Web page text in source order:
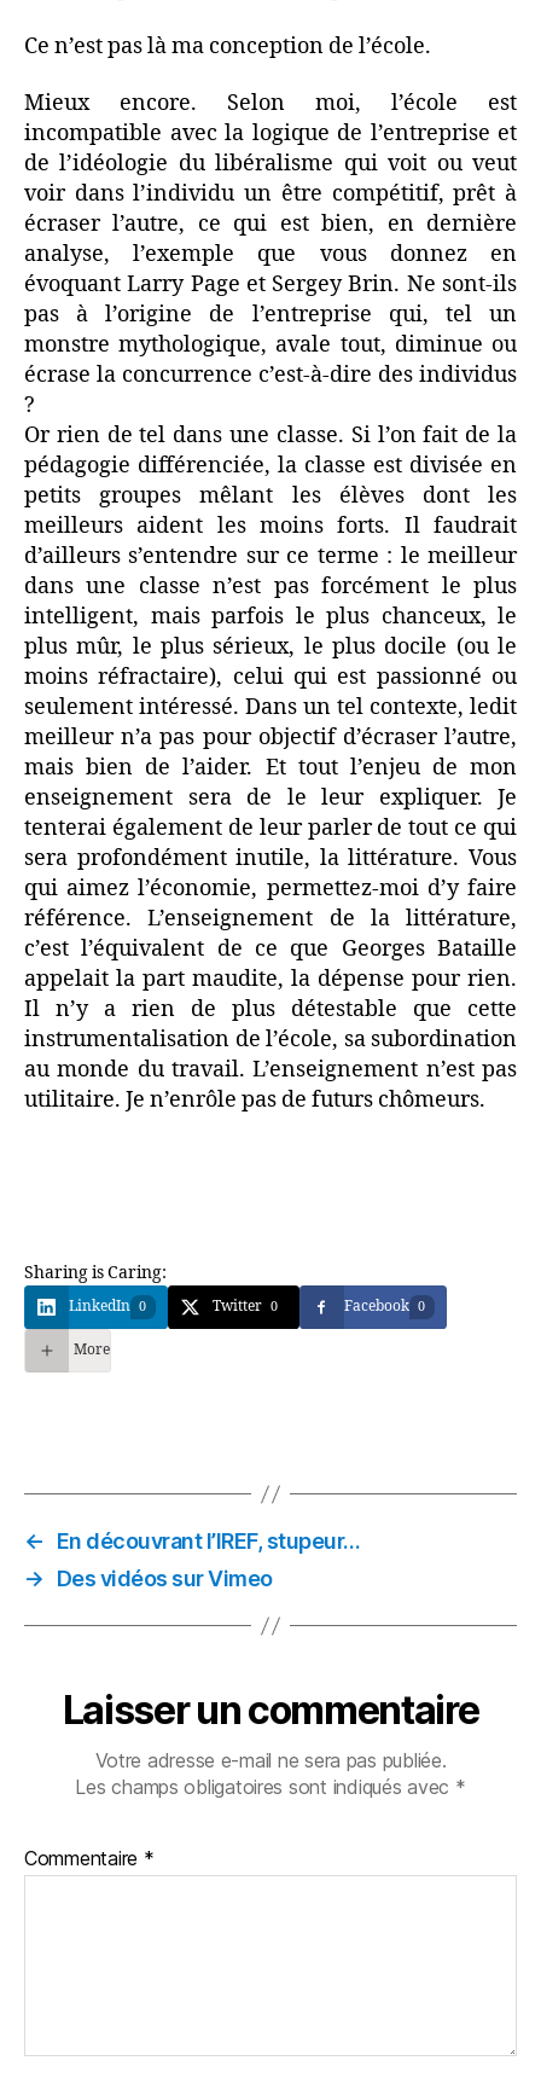
Ce n’est pas là ma conception de l’école.
Mieux encore. Selon moi, l’école est
incompatible avec la logique de l’entreprise et
de l’idéologie du libéralisme qui voit ou veut
voir dans l’individu un être compétitif, prêt à
écraser l’autre, ce qui est bien, en dernière
analyse, l’exemple que vous donnez en
évoquant Larry Page et Sergey Brin. Ne sont-ils
pas à l’origine de l’entreprise qui, tel un
monstre mythologique, avale tout, diminue ou
écrase la concurrence c’est-à-dire des individus
?
Or rien de tel dans une classe. Si l’on fait de la
pédagogie différenciée, la classe est divisée en
petits groupes mêlant les élèves dont les
meilleurs aident les moins forts. Il faudrait
d’ailleurs s’entendre sur ce terme : le meilleur
dans une classe n’est pas forcément le plus
intelligent, mais parfois le plus chanceux, le
plus mûr, le plus sérieux, le plus docile (ou le
moins réfractaire), celui qui est passionné ou
seulement intéressé. Dans un tel contexte, ledit
meilleur n’a pas pour objectif d’écraser l’autre,
mais bien de l’aider. Et tout l’enjeu de mon
enseignement sera de le leur expliquer. Je
tenterai également de leur parler de tout ce qui
sera profondément inutile, la littérature. Vous
qui aimez l’économie, permettez-moi d’y faire
référence. L’enseignement de la littérature,
c’est l’équivalent de ce que Georges Bataille
appelait la part maudite, la dépense pour rien.
Il n’y a rien de plus détestable que cette
instrumentalisation de l’école, sa subordination
au monde du travail. L’enseignement n’est pas
utilitaire. Je n’enrôle pas de futurs chômeurs.
Sharing is Caring:
LinkedIn 0 Twitter 0 Facebook 0
More
←
En découvrant l’IREF, stupeur…
→
Des vidéos sur Vimeo
Laisser un commentaire
Votre adresse e-mail ne sera pas publiée.
Les champs obligatoires sont indiqués avec *
Commentaire *